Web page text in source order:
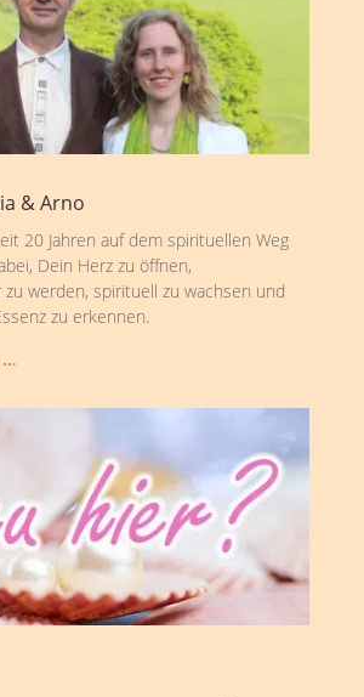
& Arno
20 Jahren auf dem spirituellen Weg
Dein Herz zu öffnen,
werden, spirituell zu wachsen und
zu erkennen.
…